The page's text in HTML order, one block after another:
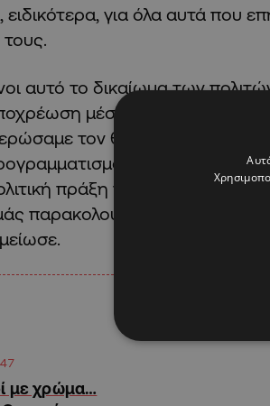
για όλα αυτά που
αυτό το δικαίωμα των
μέσα και στο πλαίσιο
τον θεσμό της
στην αρχή
πράξη που προσφέρει
παρακολουθεί, να μάς ελέγχει
με χρώμα…